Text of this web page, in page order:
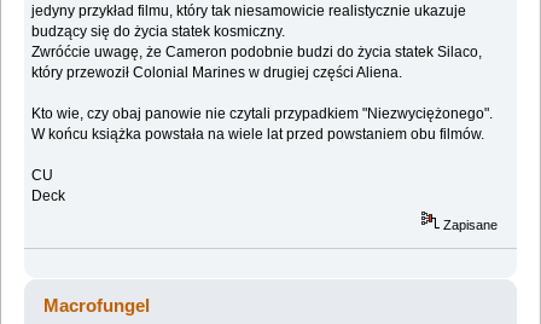
jedyny przykład filmu, który tak niesamowicie realistycznie ukazuje
budzący się do życia statek kosmiczny.
Zwróćcie uwagę, że Cameron podobnie budzi do życia statek Silaco,
który przewoził Colonial Marines w drugiej części Aliena.
Kto wie, czy obaj panowie nie czytali przypadkiem "Niezwyciężonego".
W końcu książka powstała na wiele lat przed powstaniem obu filmów.
CU
Deck
Zapisane
Macrofungel